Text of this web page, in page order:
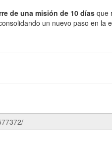
de una misión de 10 días que
un nuevo paso en la